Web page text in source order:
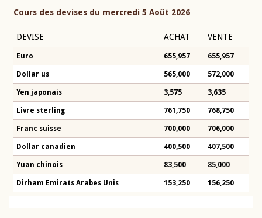
Cours des devises du mercredi 5 Août 2026
DEVISE ACHAT VENTE
Euro 655,957 655,957
Dollar us 565,000 572,000
Yen japonais 3,575 3,635
Livre sterling 761,750 768,750
Franc suisse 700,000 706,000
Dollar canadien 400,500 407,500
Yuan chinois 83,500 85,000
Dirham Emirats Arabes Unis 153,250 156,250